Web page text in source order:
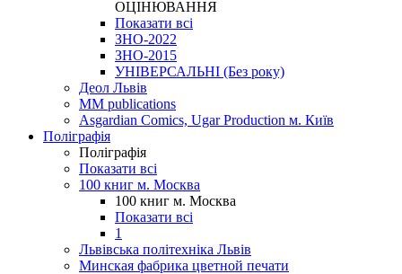
ОЦІНЮВАННЯ
Показати всі
ЗНО-2022
ЗНО-2015
УНІВЕРСАЛЬНІ (Без року)
Деол Львів
MM publications
Asgardian Comics, Ugar Production м. Київ
Поліграфія
Поліграфія
Показати всі
100 книг м. Москва
100 книг м. Москва
Показати всі
1
Львівська політехніка Львів
Минская фабрика цветной печати